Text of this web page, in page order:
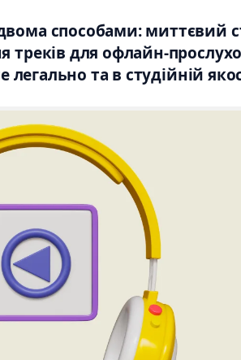
способами: миттєвий
треків для офлайн-
легально та в студійній